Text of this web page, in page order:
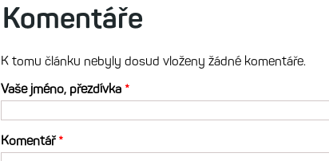
Komentáře
K tomu článku nebyly dosud vloženy žádné komentáře.
Vaše jméno, přezdívka *
Komentář*